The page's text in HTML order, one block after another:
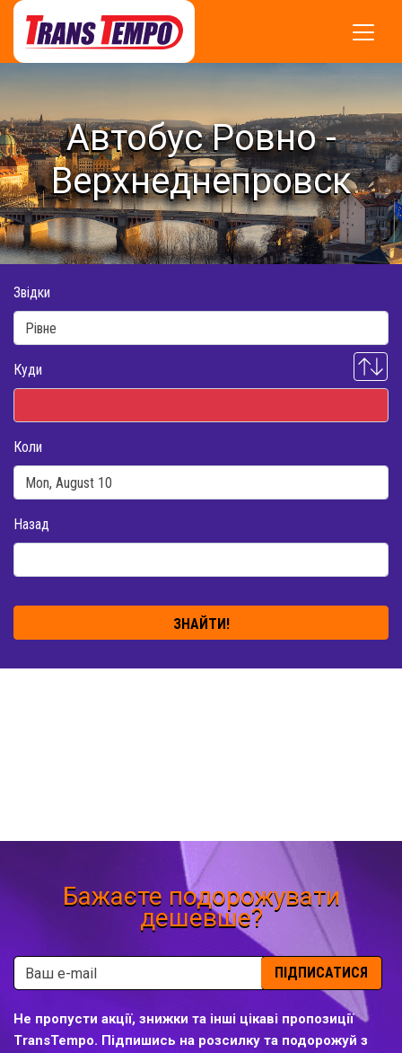
Автобус Ровно -
Верхнеднепровск
Звідки
Куди
Коли
Назад
ЗНАЙТИ!
Бажаєте подорожувати
дешевше?
ПІДПИСАТИСЯ
Не пропусти акції, знижки та інші цікаві пропозиції
TransTempo. Підпишись на розсилку та подорожуй з